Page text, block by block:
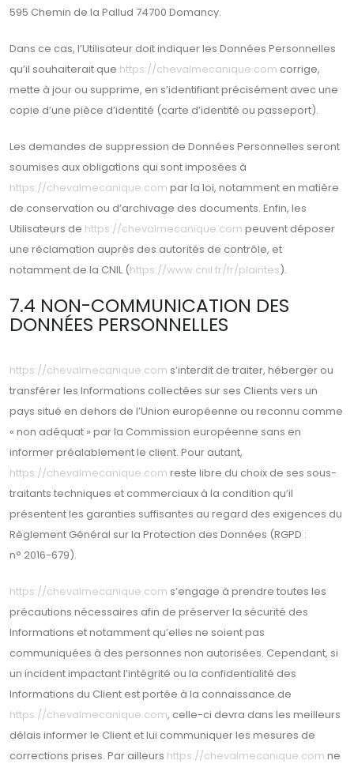
595 Chemin de la Pallud 74700 Domancy.
Dans ce cas, l’Utilisateur doit indiquer les Données Personnelles
qu’il souhaiterait que https://chevalmecanique.com corrige,
mette à jour ou supprime, en s’identifiant précisément avec une
copie d’une pièce d’identité (carte d’identité ou passeport).
Les demandes de suppression de Données Personnelles seront
soumises aux obligations qui sont imposées à
https://chevalmecanique.com par la loi, notamment en matière
de conservation ou d’archivage des documents. Enfin, les
Utilisateurs de https://chevalmecanique.com peuvent déposer
une réclamation auprès des autorités de contrôle, et
notamment de la CNIL (https://www.cnil.fr/fr/plaintes).
7.4 NON-COMMUNICATION DES
DONNÉES PERSONNELLES
https://chevalmecanique.com s’interdit de traiter, héberger ou
transférer les Informations collectées sur ses Clients vers un
pays situé en dehors de l’Union européenne ou reconnu comme
« non adéquat » par la Commission européenne sans en
informer préalablement le client. Pour autant,
https://chevalmecanique.com reste libre du choix de ses sous-
traitants techniques et commerciaux à la condition qu’il
présentent les garanties suffisantes au regard des exigences du
Règlement Général sur la Protection des Données (RGPD :
n° 2016-679).
https://chevalmecanique.com s’engage à prendre toutes les
précautions nécessaires afin de préserver la sécurité des
Informations et notamment qu’elles ne soient pas
communiquées à des personnes non autorisées. Cependant, si
un incident impactant l’intégrité ou la confidentialité des
Informations du Client est portée à la connaissance de
https://chevalmecanique.com, celle-ci devra dans les meilleurs
délais informer le Client et lui communiquer les mesures de
corrections prises. Par ailleurs https://chevalmecanique.com ne